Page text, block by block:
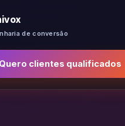
de conversão
Quero clientes qualificados